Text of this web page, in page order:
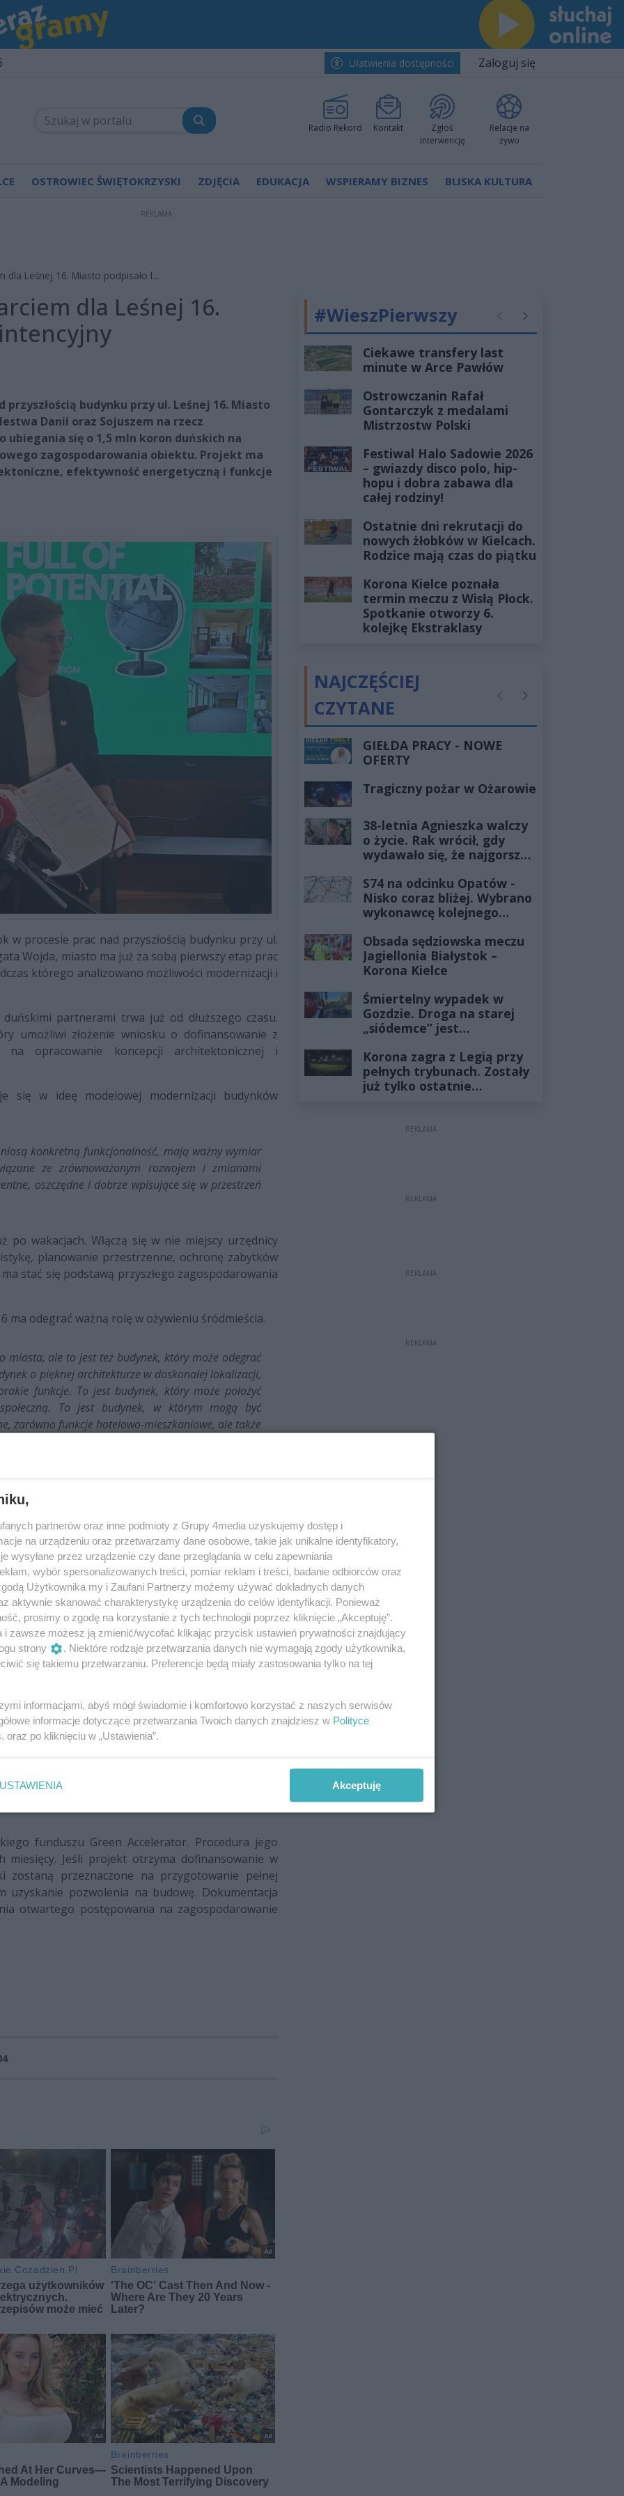
Ułatwienia dostępności Zaloguj się
Radio Rekord Kontakt
Zgłoś
interwencję
Relacje na
żywo
OSTROWIEC ŚWIĘTOKRZYSKI ZDJĘCIA EDUKACJA WSPIERAMY BIZNES BLISKA KULTURA
REKLAMA
dla Leśnej 16. Miasto podpisało l...
dla Leśnej 16.
budynku przy ul. Leśnej 16. Miasto
Danii oraz Sojuszem na rzecz
się o 1,5 mln koron duńskich na
zagospodarowania obiektu. Projekt ma
efektywność energetyczną i funkcje
procesie prac nad przyszłością budynku przy ul.
Wojda, miasto ma już za sobą pierwszy etap prac
którego analizowano możliwości modernizacji i
partnerami trwa już od dłuższego czasu.
umożliwi złożenie wniosku o dofinansowanie z
na opracowanie koncepcji architektonicznej i
się w ideę modelowej modernizacji budynków
konkretną funkcjonalność, mają ważny wymiar
ze zrównoważonym rozwojem i zmianami
oszczędne i dobrze wpisujące się w przestrzeń
po wakacjach. Włączą się w nie miejscy urzędnicy
planowanie przestrzenne, ochronę zabytków
stać się podstawą przyszłego zagospodarowania
ma odegrać ważną rolę w ożywieniu śródmieścia.
miasta, ale to jest też budynek, który może odegrać
o pięknej architekturze w doskonałej lokalizacji,
funkcje. To jest budynek, który może położyć
To jest budynek, w którym mogą być
zarówno funkcje hotelowo-mieszkaniowe, ale także
kieleccy seniorzy, czy doskonale będzie się czuła
w Ambasadzie Danii w Polsce Morten Siem
jest efektem długiego dialogu, podczas którego
jego wykorzystania.
Hunger Development. Jej prezes Oskar Hunger
kamienicy Dworcowa 67 w Bydgoszczy.
które dziś wydają się nie spełniać współczesnych
i zyskać nowe funkcje. Z naszego
możliwe – podkreślił.
nie ma jeszcze gotowego projektu przebudowy.
które pozwolą najlepiej wykorzystać istniejącą
mogłyby znaleźć się funkcje komercyjne,
dla organizacji społecznych, a także
będzie zachowanie charakteru budynku oraz
aby był oszczędny zarówno w użytkowaniu, jak i
funduszu Green Accelerator. Procedura jego
Jeśli projekt otrzyma dofinansowanie w
przeznaczone na przygotowanie pełnej
uzyskanie pozwolenia na budowę. Dokumentacja
otwartego postępowania na zagospodarowanie
#WieszPierwszy PoprzednieNastępne
Ciekawe transfery last
minute w Arce Pawłów
Ostrowczanin Rafał
Gontarczyk z medalami
Mistrzostw Polski
Festiwal Halo Sadowie 2026
– gwiazdy disco polo, hip-
hopu i dobra zabawa dla
całej rodziny!
Ostatnie dni rekrutacji do
nowych żłobków w Kielcach.
Rodzice mają czas do piątku
Korona Kielce poznała
termin meczu z Wisłą Płock.
Spotkanie otworzy 6.
kolejkę Ekstraklasy
NAJCZĘŚCIEJ
CZYTANE
PoprzednieNastępne
GIEŁDA PRACY - NOWE
OFERTY
Tragiczny pożar w Ożarowie
38-letnia Agnieszka walczy
o życie. Rak wrócił, gdy
wydawało się, że najgorsze
S74 na odcinku Opatów -
Nisko coraz bliżej. Wybrano
wykonawcę kolejnego
Obsada sędziowska meczu
Jagiellonia Białystok –
Korona Kielce
Śmiertelny wypadek w
Gozdzie. Droga na starej
„siódemce” jest
Korona zagra z Legią przy
pełnych trybunach. Zostały
już tylko ostatnie
REKLAMA
REKLAMA
REKLAMA
REKLAMA
partnerów oraz inne podmioty z Grupy 4media uzyskujemy dostęp i
na urządzeniu oraz przetwarzamy dane osobowe, takie jak unikalne identyfikatory,
wysyłane przez urządzenie czy dane przeglądania w celu zapewniania
wybór spersonalizowanych treści, pomiar reklam i treści, badanie odbiorców oraz
Użytkownika my i Zaufani Partnerzy możemy używać dokładnych danych
aktywnie skanować charakterystykę urządzenia do celów identyfikacji. Ponieważ
prosimy o zgodę na korzystanie z tych technologii poprzez kliknięcie „Akceptuję”.
i zawsze możesz ją zmienić/wycofać klikając przycisk ustawień prywatności znajdujący
strony
. Niektóre rodzaje przetwarzania danych nie wymagają zgody użytkownika,
się takiemu przetwarzaniu. Preferencje będą miały zastosowania tylko na tej
informacjami, abyś mógł świadomie i komfortowo korzystać z naszych serwisów
informacje dotyczące przetwarzania Twoich danych znajdziesz w Polityce
. oraz po kliknięciu w „Ustawienia”.
USTAWIENIA Akceptuję